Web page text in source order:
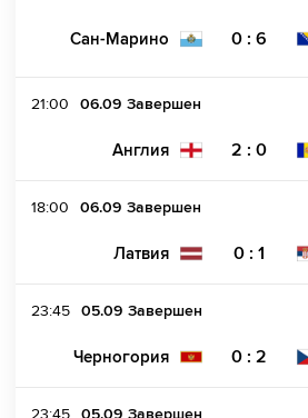
Сан-Марино 0 : 6
21:00 06.09 Завершен
Англия 2 : 0
18:00 06.09 Завершен
Латвия 0 : 1
23:45 05.09 Завершен
Черногория 0 : 2
23:45 05.09 Завершен